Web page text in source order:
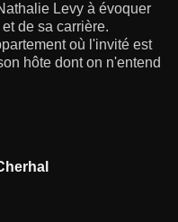
Levy à évoquer
de sa carrière.
où l'invité est
hôte dont on n'entend